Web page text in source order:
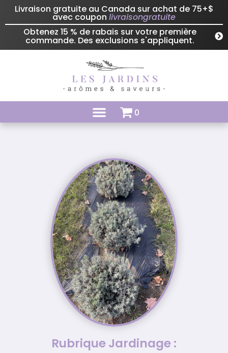
Livraison gratuite au Canada sur achat de 75+$
avec coupon livraisongratuite
Obtenez 15 % de rabais sur votre première
commande. Des exclusions s'appliquent.
0
Rubrique Jardinage :